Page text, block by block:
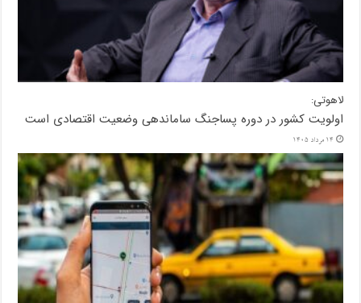
لاهوتی:
اولویت کشور در دوره پساجنگ ساماندهی وضعیت اقتصادی است
14 مرداد 1405